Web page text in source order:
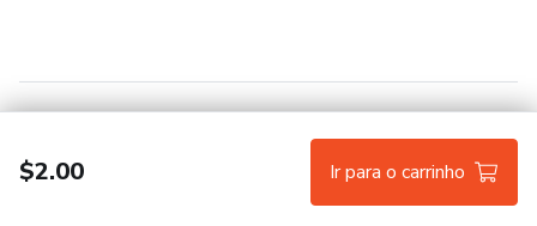
$2.00 Ir para o carrinho
Hotmart — 2011-2026 © Todos os direitos reservados.